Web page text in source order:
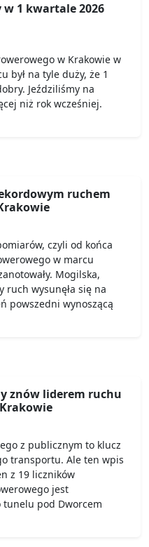
1 kwartale 2026
w Krakowie w
był na tyle duży, że 1
Jeździliśmy na
niż rok wcześniej.
ruchem
czyli od końca
w marcu
Mogilska,
ruch wysunęła się na
powszedni wynoszącą
znów liderem ruchu
z publicznym to klucz
transportu. Ale ten wpis
z 19 liczników
jest
tunelu pod Dworcem